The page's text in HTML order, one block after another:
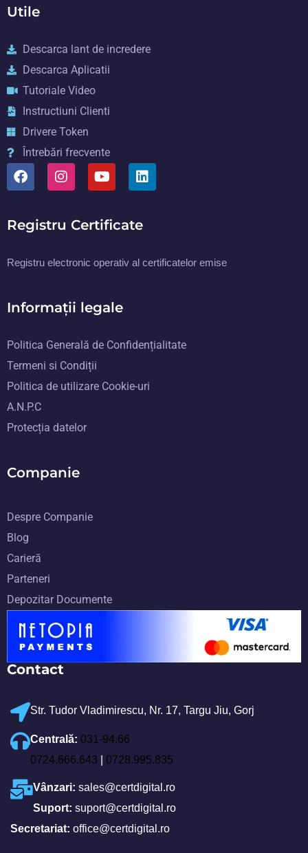
Utile
Descarca lant de incredere
Descarca Aplicatii
Tutoriale Video
Instructiuni Clienti
Drivere Token
Întrebări frecvente
Registru Certificate
Registru electronic operativ al certificatelor emise
Informații legale
Politica Generală de Confidențialitate
Termeni si Condiții
Politica de utilizare Cookie-uri
A.N.P.C
Protecția datelor
Companie
Despre Companie
Blog
Carieră
Parteneri
Depozitar Documente
Contact
Str. Tudor Vladimirescu, Nr. 17, Targu Jiu, Gorj
Centrală: 031-94.66
0724.666.643
0728.995.835
Vânzari: sales@certdigital.ro
Suport: suport@certdigital.ro
Secretariat: office@certdigital.ro